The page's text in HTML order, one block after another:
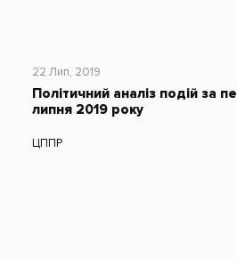
22 Лип, 2019
Політичний аналіз подій за
липня 2019 року
ЦППР